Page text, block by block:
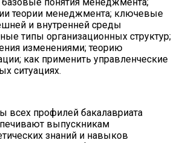
теории менеджмента; ключевые
и внутренней среды
типы организационных структур;
изменениями; теорию
как применить управленческие
ситуациях.
всех профилей бакалавриата
выпускникам
знаний и навыков